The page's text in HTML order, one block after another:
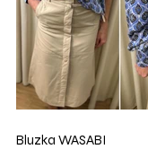
Bluzka WASABI